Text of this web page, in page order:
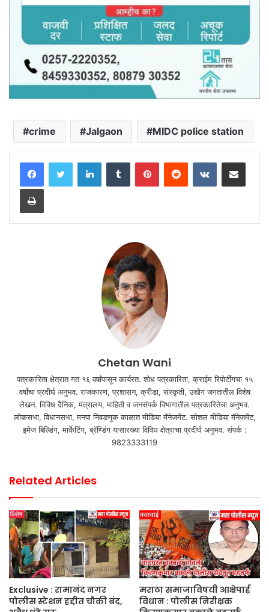
crime Jalgaon MIDC police station
LinkedInTumblr PinterestReddit VKontakteShare via Email
Print
Chetan Wani
पत्रकारिता क्षेत्रात गत १६ वर्षांपासून कार्यरत. शोध पत्रकारिता, क्राईम रिपोर्टींगचा १५
वर्षांचा प्रदीर्घ अनुभव. राजकारण, प्रशासन, क्रीडा, संस्कृती, उद्योग जगतातील विशेष
लेखन. विविध दैनिक, मंत्रालय, माहिती व जनसंपर्क विभागातील पत्रकारितेचा अनुभव.
लोकसभा, विधानसभा, मनपा निवडणूक काळात मीडिया मॅनेजमेंट. सोशल मीडिया मॅनेजमेंट,
इमेज बिल्डिंग, मार्केटिंग, ब्रॅण्डिंग यासारख्या विविध क्षेत्राचा प्रदीर्घ अनुभव. संपर्क :
9823333119
Related Articles
Exclusive : रामानंद नगर
पोलीस स्टेशन हद्दीत चौकी बंद,
मराठा समाजाविषयी आक्षेपार्ह
विधान : पोलीस निरीक्षक